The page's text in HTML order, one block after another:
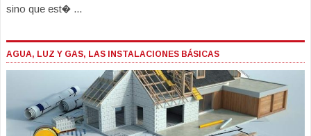
sino que est� ...
AGUA, LUZ Y GAS, LAS INSTALACIONES BÁSICAS